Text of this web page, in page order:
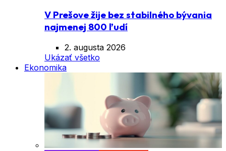
V Prešove žije bez stabilného bývania
najmenej 800 ľudí
2. augusta 2026
Ukázať všetko
Ekonomika